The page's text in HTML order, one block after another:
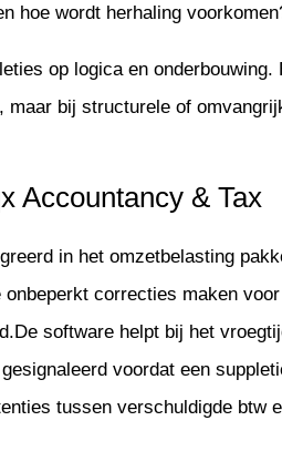
hoe wordt herhaling
op logica en onderbouwing.
maar bij structurele of
Accountancy & Tax
in het omzetbelasting
correcties maken
software helpt bij het
voordat een
tussen verschuldigde btw